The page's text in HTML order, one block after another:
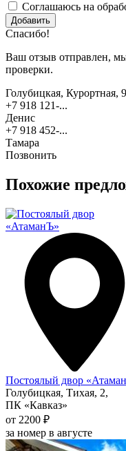
Соглашаюсь на
Спасибо!
Ваш отзыв отправлен,
проверки.
Голубицкая, Курортная,
+7 918 121-...
Денис
+7 918 452-...
Тамара
Позвонить
Похожие
Постоялый двор
Голубицкая, Тихая, 2,
ПК «Кавказ»
от 2200 ₽
за номер в августе